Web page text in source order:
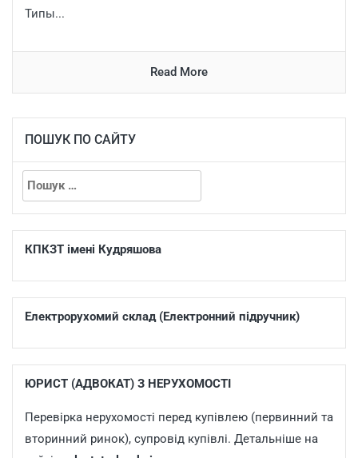
Типы...
Read More
ПОШУК ПО САЙТУ
КПКЗТ імені Кудряшова
Електрорухомий склад (Електронний підручник)
ЮРИСТ (АДВОКАТ) З НЕРУХОМОСТІ
Перевірка нерухомості перед купівлею (первинний та
вторинний ринок), супровід купівлі. Детальніше на